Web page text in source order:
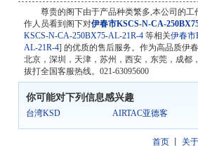
尊贵的阁下由于产品种类繁多,本公司的
作人员看到阁下对伊春市KSCS-N-CA-
KSCS-N-CA-250BX75-AL-21R-4 等相关伊春市
AL-21R-4] 的优质的售后服务。作为高品质伊
北京，深圳，天津，苏州，西安，东莞，成都
拔打全国客服热线。021-63095600
你可能对下列信息感兴趣
台湾KSD AIRTAC亚德客
首页丨 关